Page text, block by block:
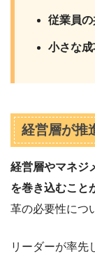
従業員
小さな
経営層が推
経営層やマネジ
を巻き込むこと
革の必要性につ
リーダーが率先